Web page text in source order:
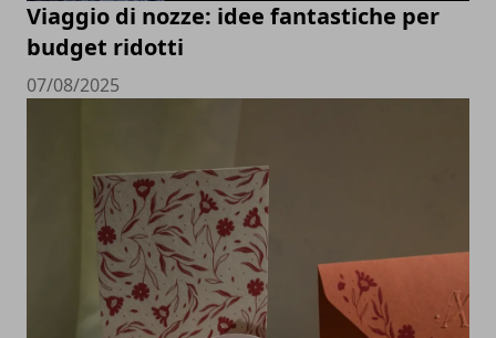
Viaggio di nozze: idee fantastiche per
budget ridotti
07/08/2025